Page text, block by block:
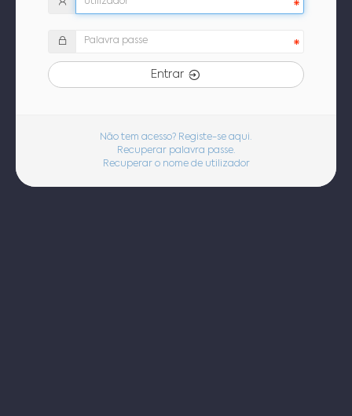
Entrar
Não tem acesso? Registe-se aqui.
Recuperar palavra passe.
Recuperar o nome de utilizador